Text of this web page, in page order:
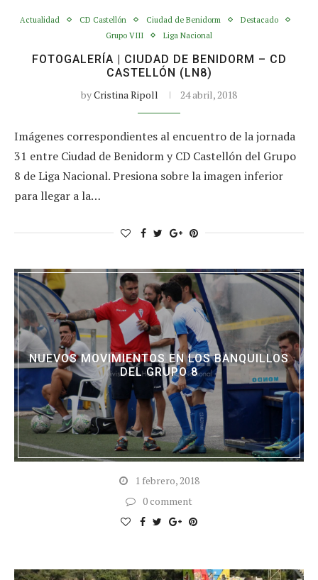
Actualidad CD Castellón Ciudad de Benidorm
Destacado
Grupo VIII
Liga Nacional
FOTOGALERÍA | CIUDAD DE BENIDORM – CD
CASTELLÓN (LN8)
byCristina Ripoll 24 abril, 2018
Imágenes correspondientes al encuentro de la jornada
31 entre Ciudad de Benidorm y CD Castellón del Grupo
8 de Liga Nacional. Presiona sobre la imagen inferior
para llegar a la…
NUEVOS MOVIMIENTOS EN LOS BANQUILLOS
DEL GRUPO 8
1 febrero, 2018
0 comment